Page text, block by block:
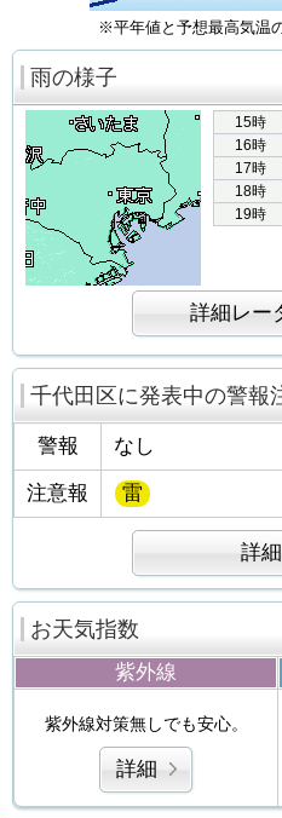
※平年値と予想最高気温
雨の様子
15時
16時
17時
18時
19時
詳細レー
千代田区に発表中の警報
警報 なし
注意報 雷
詳細
お天気指数
紫外線
紫外線対策無しでも安心。
詳細